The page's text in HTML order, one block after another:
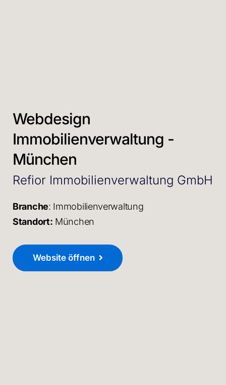
Webdesign
Immobilienverwaltung -
München
Refior Immobilienverwaltung GmbH
Branche: Immobilienverwaltung
Standort: München
Website öffnen